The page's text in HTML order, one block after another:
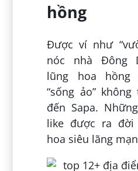
hồng
Được ví như
nóc nhà Đông
lũng hoa hồng
“sống ảo”
đến Sapa.
like được ra
hoa siêu lãng